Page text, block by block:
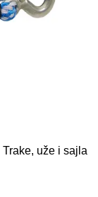
Trake, uže i sajla